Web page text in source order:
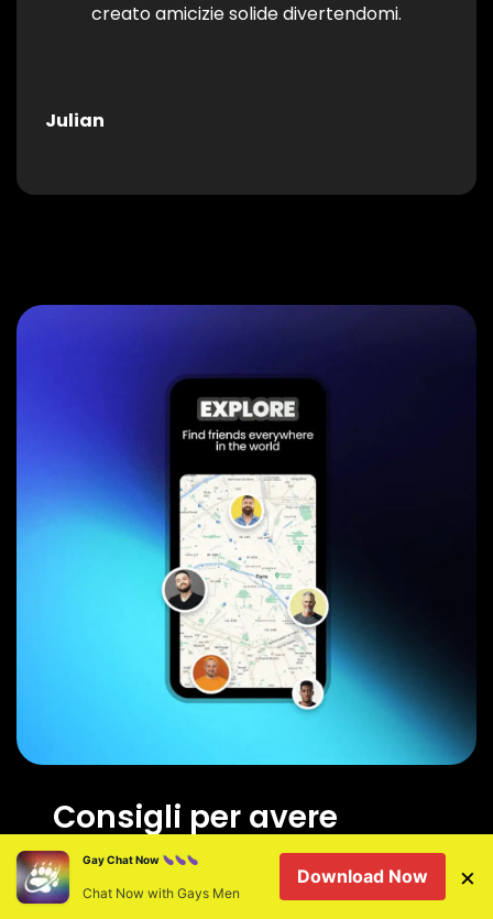
creato amicizie solide divertendomi.
Julian
Consigli per avere
successo negli incontri
su BearWWW a
Gay Chat Now
Chat Now with Gays Men
Download Now ×